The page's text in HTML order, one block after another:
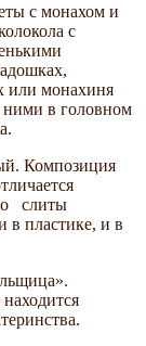
с монахом и
с
или монахиня
в го­ловном
Ком­позиция
слиты
в пластике, и в